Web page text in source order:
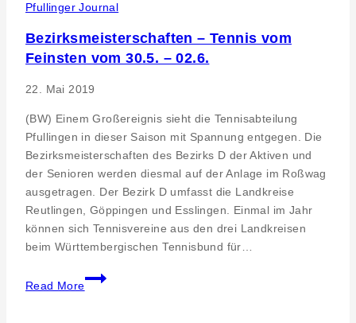
3.000
Spende
für
in
Reutlingen
Pfullinger Journal
Bezirksmeisterschaften – Tennis vom
Feinsten vom 30.5. – 02.6.
22. Mai 2019
(BW) Einem Großereignis sieht die Tennisabteilung
Pfullingen in dieser Saison mit Spannung entgegen. Die
Bezirksmeisterschaften des Bezirks D der Aktiven und
der Senioren werden diesmal auf der Anlage im Roßwag
ausgetragen. Der Bezirk D umfasst die Landkreise
Reutlingen, Göppingen und Esslingen. Einmal im Jahr
können sich Tennisvereine aus den drei Landkreisen
beim Württembergischen Tennisbund für…
Read More
Bezirksmeisterschaften
–